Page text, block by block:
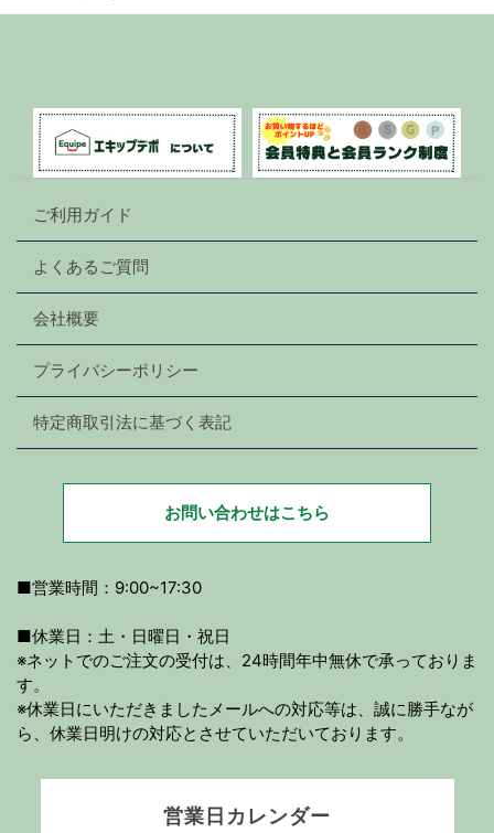
ご利用ガイド
よくあるご質問
会社概要
プライバシーポリシー
特定商取引法に基づく表記
お問い合わせはこちら
■営業時間：9:00~17:30
■休業日：土・日曜日・祝日
※ネットでのご注文の受付は、24時間年中無休で承っておりま
す。
※休業日にいただきましたメールへの対応等は、誠に勝手なが
ら、休業日明けの対応とさせていただいております。
営業日カレンダー